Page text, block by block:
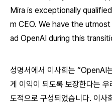
Mira is exceptionally
m CEO. We have the
ad OpenAI during this
성명서에서 이사회는 “OpenAI
게 이익이 되도록 보장한다는
도적으로 구성되었습니다. 이사